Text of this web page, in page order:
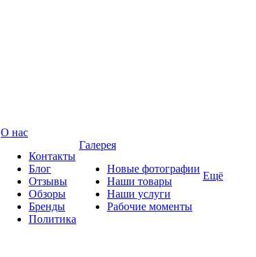
О нас
Контакты
Блог
Отзывы
Обзоры
Бренды
Политика
Галерея
Новые фотографии
Наши товары
Наши услуги
Рабочие моменты
Ещё